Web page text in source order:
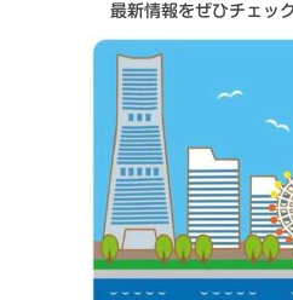
最新情報をぜひチェッ